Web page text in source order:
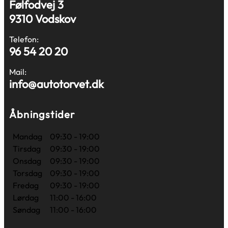
Følfodvej 3
9310 Vodskov
Telefon:
96 54 20 20
Mail:
info@autotorvet.dk
Åbningstider
Mandag
09:30 - 19:00
Tirsdag
09:30 - 19:00
Onsdag
09:30 - 19:00
Torsdag
09:30 - 19:00
Fredag
09:30 - 19:00
Lørdag
11:00 - 16:00
Søndag
11:00 - 16:00